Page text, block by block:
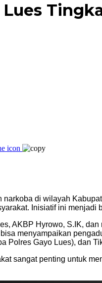
narkoba di wilayah
Inisiatif ini
AKBP Hyrowo, S.IK,
menyampaikan
Polres Gayo Lues), dan
sangat penting untuk